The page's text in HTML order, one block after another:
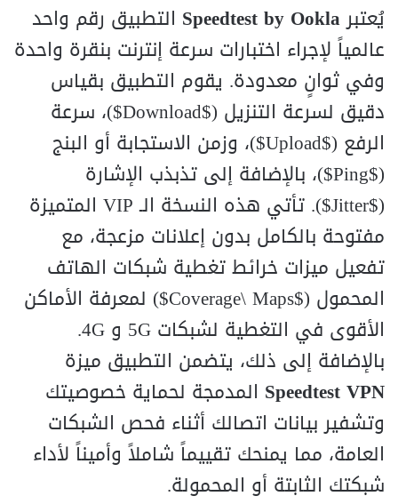
يُعتبرSpeedtest by Ookla التطبيق رقم واحد
عالمياً لإجراء اختبارات سرعة إنترنت بنقرة واحدة
وفي ثوانٍ معدودة. يقوم التطبيق بقياس
دقيق لسرعة التنزيل ($Download$
)، سرعة
الرفع ($Upload$
)، وزمن الاستجابة أو البنج
(
$Ping$
)، بالإضافة إلى تذبذب الإشارة
(
$Jitter$
). تأتي هذه النسخة الـ VIP المتميزة
مفتوحة بالكامل بدون إعلانات مزعجة، مع
تفعيل ميزات خرائط تغطية شبكات الهاتف
المحمول ($Coverage\ Maps$
) لمعرفة الأماكن
الأقوى في التغطية لشبكات 5G و 4G.
بالإضافة إلى ذلك، يتضمن التطبيق ميزة
Speedtest VPN المدمجة لحماية خصوصيتك
وتشفير بيانات اتصالك أثناء فحص الشبكات
العامة، مما يمنحك تقييماً شاملاً وأميناً لأداء
شبكتك الثابتة أو المحمولة.